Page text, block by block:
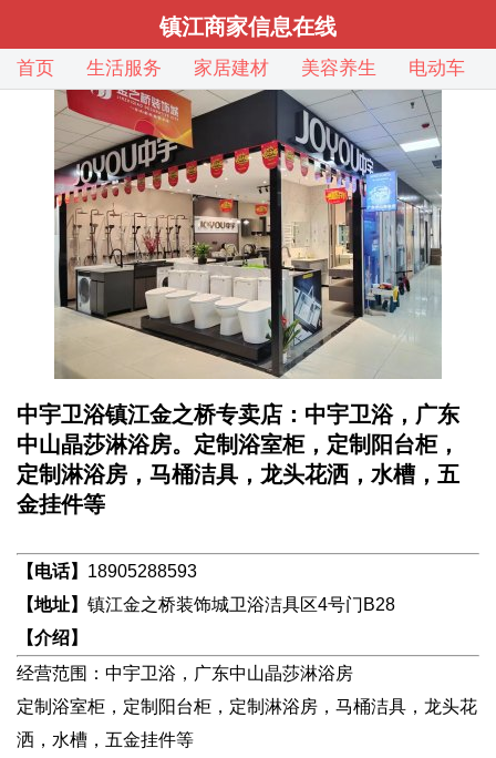
镇江商家信息在线
首页 生活服务 家居建材 美容养生 电动车
中宇卫浴镇江金之桥专卖店：中宇卫浴，广东
中山晶莎淋浴房。定制浴室柜，定制阳台柜，
定制淋浴房，马桶洁具，龙头花洒，水槽，五
金挂件等
【电话】 18905288593
【地址】 镇江金之桥装饰城卫浴洁具区4号门B28
【介绍】
经营范围：中宇卫浴，广东中山晶莎淋浴房
定制浴室柜，定制阳台柜，定制淋浴房，马桶洁具，龙头花
洒，水槽，五金挂件等